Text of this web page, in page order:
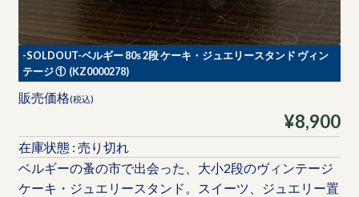
-SOLDOUT-ベルギー 80s 2段 ケーキ・ジュエリースタンド ヴィン
テージ ① (KZ0000278)
販売価格(税込)
¥8,900
在庫状態 : 売り切れ
ベルギーの蚤の市で出会った、大小2段のヴィンテージ
ケーキ・ジュエリースタンド。スイーツ、ジュエリー置